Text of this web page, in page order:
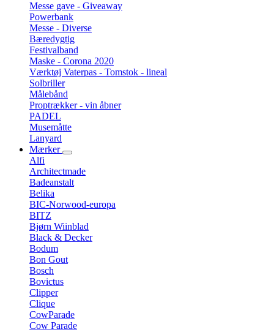
Messe gave - Giveaway
Powerbank
Messe - Diverse
Bæredygtig
Festivalband
Maske - Corona 2020
Værktøj Vaterpas - Tomstok - lineal
Solbriller
Målebånd
Proptrækker - vin åbner
PADEL
Musemåtte
Lanyard
Mærker
Alfi
Architectmade
Badeanstalt
Belika
BIC-Norwood-europa
BITZ
Bjørn Wiinblad
Black & Decker
Bodum
Bon Gout
Bosch
Bovictus
Clipper
Clique
CowParade
Cow Parade